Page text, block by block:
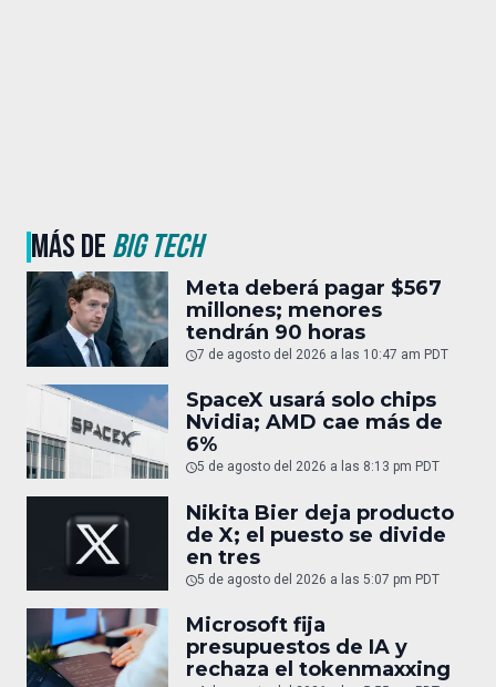
MÁS DEBIG TECH
Meta deberá pagar $567
millones; menores
tendrán 90 horas
7 de agosto del 2026 a las 10:47 am PDT
SpaceX usará solo chips
Nvidia; AMD cae más de
6%
5 de agosto del 2026 a las 8:13 pm PDT
Nikita Bier deja producto
de X; el puesto se divide
en tres
5 de agosto del 2026 a las 5:07 pm PDT
Microsoft fija
presupuestos de IA y
rechaza el tokenmaxxing